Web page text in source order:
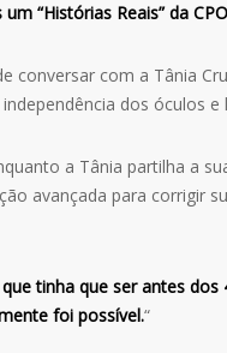
“Histórias Reais” da
conversar com a Tânia
dos óculos
a Tânia partilha a
avançada para corrigir
tinha que ser antes
foi possível.“